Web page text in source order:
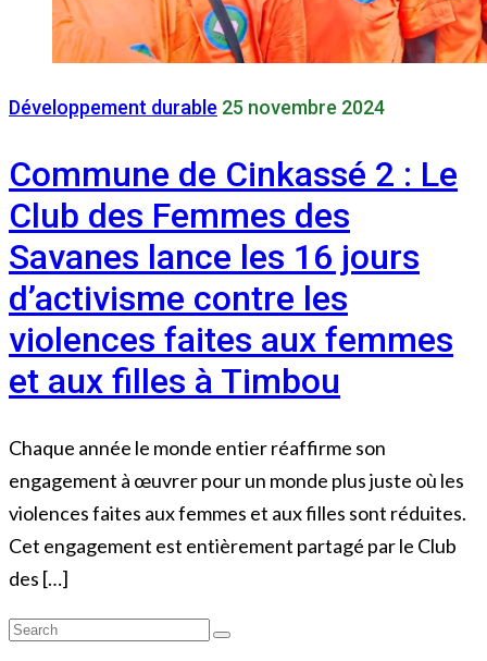
Développement durable 25 novembre 2024
Commune de Cinkassé 2 : Le
Club des Femmes des
Savanes lance les 16 jours
d’activisme contre les
violences faites aux femmes
et aux filles à Timbou
Chaque année le monde entier réaffirme son
engagement à œuvrer pour un monde plus juste où les
violences faites aux femmes et aux filles sont réduites.
Cet engagement est entièrement partagé par le Club
des […]
Search
Search